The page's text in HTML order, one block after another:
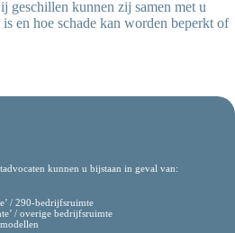
geschillen kunnen zij samen met u
en hoe schade kan worden beperkt of
kunnen u bijstaan in geval van:
/ 290-bedrijfsruimte
/ overige bedrijfsruimte